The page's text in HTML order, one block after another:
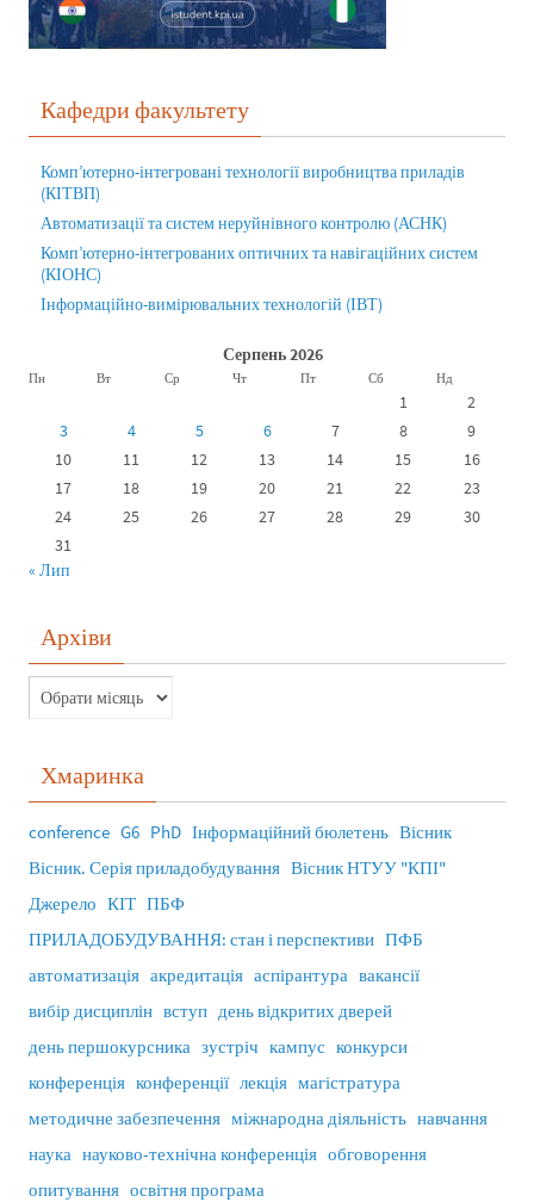
Кафедри факультету
Комп’ютерно-інтегровані технології виробництва приладів
(КІТВП)
Автоматизації та систем неруйнівного контролю (АСНК)
Комп’ютерно-інтегрованих оптичних та навігаційних систем
(КІОНС)
Інформаційно-вимірювальних технологій (ІВТ)
Серпень 2026
Пн Вт Ср Чт Пт Сб Нд
1
2
3
4 5 6 7 8
9
10
11 12 13 14 15
16
17
18 19 20 21 22
23
24
25 26 27 28 29
30
31
« Лип
Архіви
Хмаринка
conference G6 PhD Інформаційний бюлетень Вісник
Вісник. Серія приладобудування Вісник НТУУ "КПІ"
Джерело КІТ ПБФ
ПРИЛАДОБУДУВАННЯ: стан і перспективи ПФБ
автоматизація акредитація аспірантура вакансії
вибір дисциплін вступ день відкритих дверей
день першокурсника зустріч кампус конкурси
конференція конференції лекція магістратура
методичне забезпечення міжнародна діяльність навчання
наука науково-технічна конференція обговорення
опитування освітня програма